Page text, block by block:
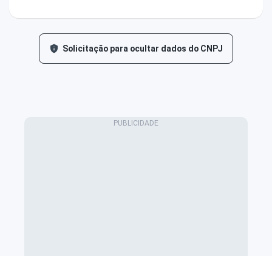
Solicitação para ocultar dados do CNPJ